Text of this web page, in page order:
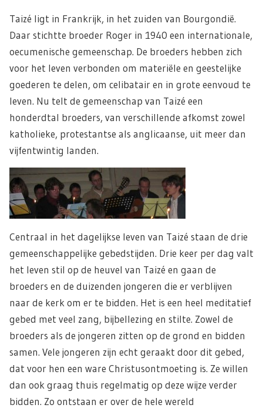
Taizé ligt in Frankrijk, in het zuiden van Bourgondië.
Daar stichtte broeder Roger in 1940 een internationale,
oecumenische gemeenschap. De broeders hebben zich
voor het leven verbonden om materiële en geestelijke
goederen te delen, om celibatair en in grote eenvoud te
leven. Nu telt de gemeenschap van Taizé een
honderdtal broeders, van verschillende afkomst zowel
katholieke, protestantse als anglicaanse, uit meer dan
vijfentwintig landen.
Centraal in het dagelijkse leven van Taizé staan de drie
gemeenschappelijke gebedstijden. Drie keer per dag valt
het leven stil op de heuvel van Taizé en gaan de
broeders en de duizenden jongeren die er verblijven
naar de kerk om er te bidden. Het is een heel meditatief
gebed met veel zang, bijbellezing en stilte. Zowel de
broeders als de jongeren zitten op de grond en bidden
samen. Vele jongeren zijn echt geraakt door dit gebed,
dat voor hen een ware Christusontmoeting is. Ze willen
dan ook graag thuis regelmatig op deze wijze verder
bidden. Zo ontstaan er over de hele wereld